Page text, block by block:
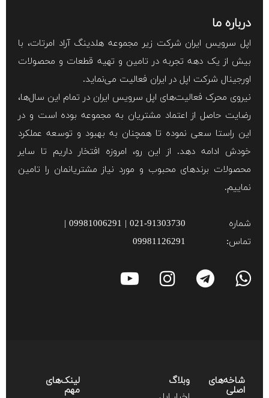
درباره ما
اپل سرویس ایران شرکت زیر مجموعه هلدینگ آراد امرتات، با
بیش از یک دهه تجربه در تامین و تهیه قطعات و محصولات
اورجینال شرکت اپل در ایران فعالیت می‌نماید.
نیروی محرک فعالیت‌های اپل سرویس ایران در تمام این سال‌ها،
رضایت حاصل از اعتماد مشتریان به مجموعه بوده است و در
این راستا سعی نموده تا همچنان به بهبود و توسعه عملکرد
خودش ادامه دهد. از این رو، امروزه افتخار داریم تا سایر
محصولات برند‌های محبوب و مورد نیاز مشتریانمان را تامین
نماییم.
شماره
تماس:
021-91303730 | 09981006291 |
09981126291
شاخه‌های
اصلی
وبلاگ
لینک‌های
مهم